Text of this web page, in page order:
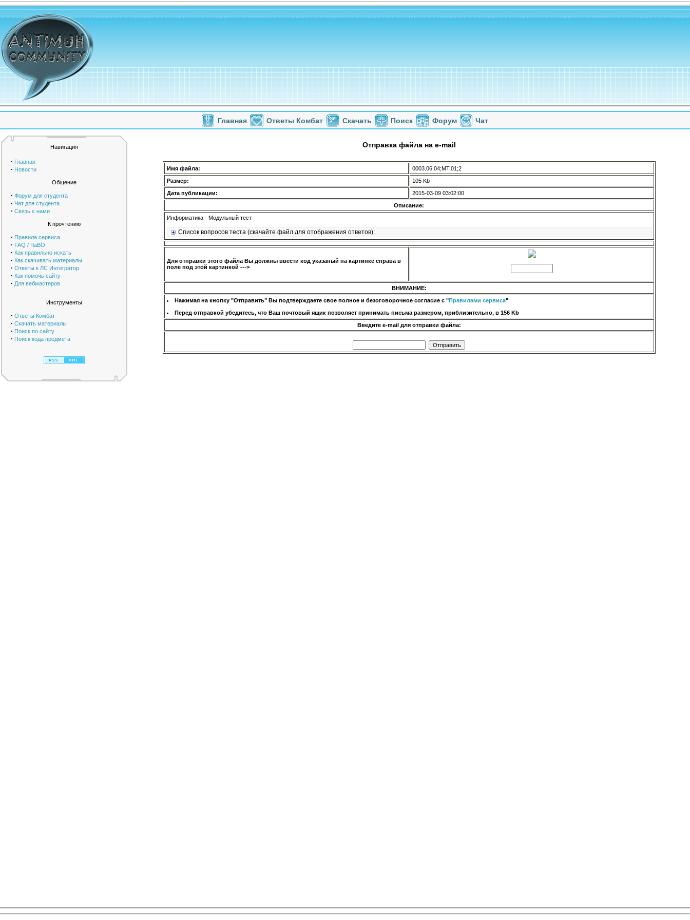
Главная Ответы Комбат Скачать Поиск Форум Чат
Навигация
· Главная
· Новости
Общение
· Форум для студента
· Чат для студента
· Связь с нами
К прочтению
· Правила сервиса
· FAQ / ЧаВО
· Как правильно искать
· Как скачивать материалы
· Ответы к ЛС Интегратор
· Как помочь сайту
· Для вебмастеров
Инструменты
· Ответы Комбат
· Скачать материалы
· Поиск по сайту
· Поиск кода предмета
Отправка файла на e-mail
Имя файла:
0003.06.04;МТ.01;2
Размер:
105 Kb
Дата публикации:
2015-03-09 03:02:00
Описание:
Информатика - Модульный тест
Список вопросов теста (скачайте файл для отображения ответов):
Для отправки этого файла Вы должны ввести код указаный на картинке справа в
поле под этой картинкой --->
ВНИМАНИЕ:
Нажимая на кнопку "Отправить" Вы подтверждаете свое полное и безоговорочное согласие с "Правилами сервиса"
Перед отправкой убедитесь, что Ваш почтовый ящик позволяет принимать письма размером, приблизительно, в 156 Kb
Введите e-mail для отправки файла: